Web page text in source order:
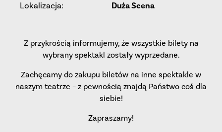
Lokalizacja: Duża Scena
Z przykrością informujemy, że wszystkie bilety na
wybrany spektakl zostały wyprzedane.
Zachęcamy do zakupu biletów na inne spektakle w
naszym teatrze – z pewnością znajdą Państwo coś dla
siebie!
Zapraszamy!